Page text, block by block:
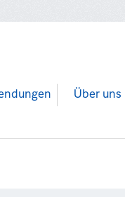
Über uns